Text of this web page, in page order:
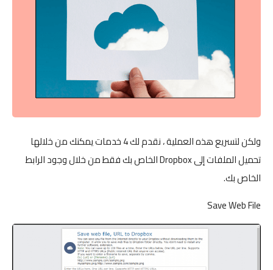
ولكن لتسريع هذه العملية ، نقدم لك 4 خدمات يمكنك من خلالها
تحميل الملفات إلى Dropbox الخاص بك فقط من خلال وجود الرابط
الخاص بك.
Save Web File